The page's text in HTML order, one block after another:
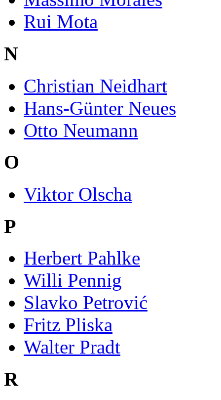
Rui Mota
N
Christian Neidhart
Hans-Günter Neues
Otto Neumann
O
Viktor Olscha
P
Herbert Pahlke
Willi Pennig
Slavko Petrović
Fritz Pliska
Walter Pradt
R